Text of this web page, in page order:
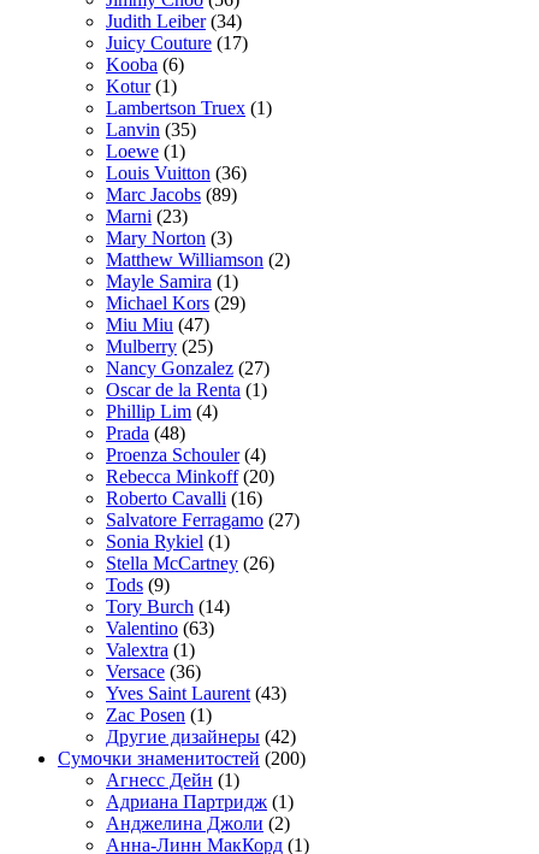
Judith Leiber(34)
Juicy Couture (17)
Kooba (6)
Kotur(1)
Lambertson Truex (1)
Lanvin (35)
Loewe (1)
Louis Vuitton (36)
Marc Jacobs (89)
Marni (23)
Mary Norton (3)
Matthew Williamson (2)
Mayle Samira (1)
Michael Kors (29)
Miu Miu (47)
Mulberry (25)
Nancy Gonzalez (27)
Oscar de la Renta (1)
Phillip Lim (4)
Prada (48)
Proenza Schouler(4)
Rebecca Minkoff(20)
Roberto Cavalli (16)
Salvatore Ferragamo (27)
Sonia Rykiel (1)
Stella McCartney (26)
Tods (9)
Tory Burch (14)
Valentino (63)
Valextra (1)
Versace (36)
Yves Saint Laurent (43)
Zac Posen (1)
Другие дизайнеры (42)
Сумочки знаменитостей (200)
Агнесс Дейн (1)
Адриана Партридж (1)
Анджелина Джоли (2)
Анна-Линн МакКорд (1)